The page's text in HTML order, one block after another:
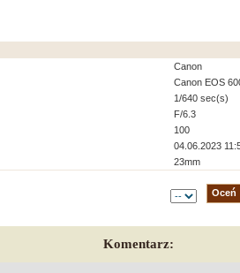
Canon
Canon EOS
1/640 sec(s)
F/6.3
100
04.06.2023
23mm
Komentarz: